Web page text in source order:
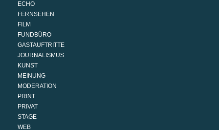
ECHO
FERNSEHEN
FILM
FUNDBÜRO
GASTAUFTRITTE
JOURNALISMUS
KUNST
MEINUNG
MODERATION
PRINT
PRIVAT
STAGE
WEB